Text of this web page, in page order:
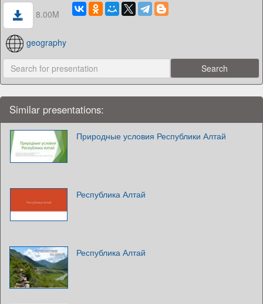
8.00M
geography
Similar presentations:
Природные условия Республики Алтай
Республика Алтай
Республика Алтай